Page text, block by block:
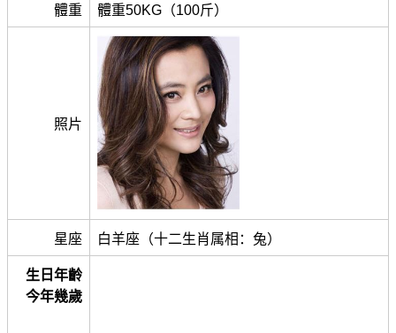
體重 體重50KG（100斤）
照片
星座 白羊座（十二生肖属相：兔）
生日年齡
今年幾歲